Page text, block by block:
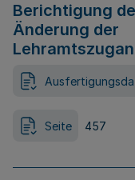
Berichtigung
Änderung der
Seite 457